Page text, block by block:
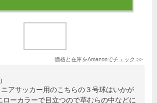
価格と在庫をAmazonでチェック >>
アサッカー用のこちらの３号球はいかが
ローカラーで目立つので草むらの中などに